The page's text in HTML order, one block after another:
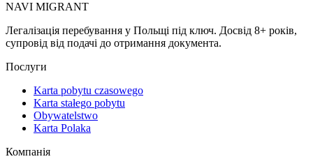
NAVI MIGRANT
Легалізація перебування у Польщі під ключ. Досвід 8+ років,
супровід від подачі до отримання документа.
Послуги
Karta pobytu czasowego
Karta stałego pobytu
Obywatelstwo
Karta Polaka
Компанія